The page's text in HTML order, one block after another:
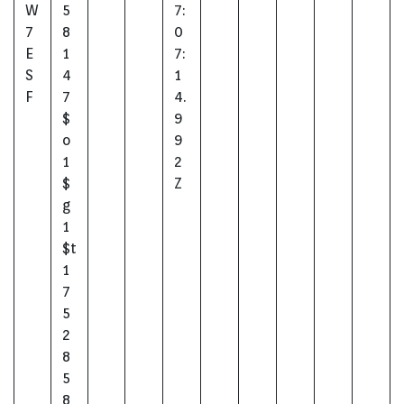
W
7
E
S
F
5
8
1
4
7
$
o
1
$
g
1
$t
1
7
5
2
8
5
8
7:
0
7:
1
4.
9
9
2
Z